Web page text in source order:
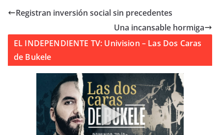
Registran inversión social sin precedentes
Una incansable hormiga
EL INDEPENDIENTE TV: Univision – Las Dos Caras
de Bukele